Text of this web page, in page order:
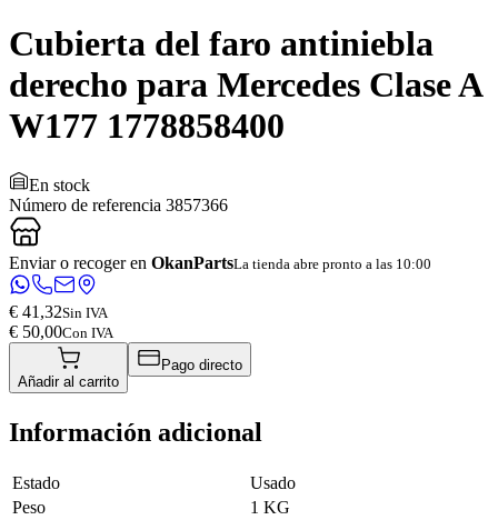
Cubierta del faro antiniebla
derecho para Mercedes Clase A
W177 1778858400
En stock
Número de referencia 3857366
Enviar o recoger en OkanPartsLa tienda abre pronto a las 10:00
€ 41,32Sin IVA
€ 50,00Con IVA
Añadir al carrito
Pago directo
Información adicional
Estado
Usado
Peso
1 KG